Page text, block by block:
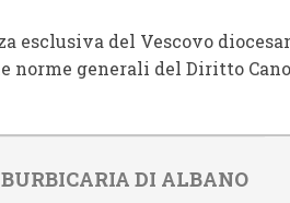
del Vescovo
norme generali del Diritto
DI ALBANO